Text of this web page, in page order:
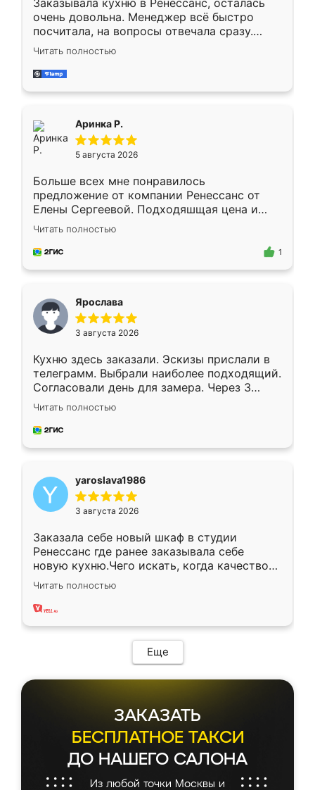
Заказывала кухню в Ренессанс, осталась
очень довольна. Менеджер всё быстро
посчитала, на вопросы отвечала сразу.
Замерщик приехал в субботу, подошёл к
делу со всей ответственностью. Собрали
за день, ребята работали аккуратно, даже
Читать полностью
Аринка Р.
5 августа 2026
Больше всех мне понравилось
предложение от компании Ренессанс от
Елены Сергеевой. Подходяшщая цена и
короткие сроки изготовления. Приехавший
для замера сотрудник Владислав
предложил по моему эскизу самый
Читать полностью
1
Ярослава
3 августа 2026
Кухню здесь заказали. Эскизы прислали в
телеграмм. Выбрали наиболее подходящий.
Согласовали день для замера. Через 3
недели кухня была уже готова. Остались
довольны работой. Спасибо Ренессанс
мебель за качественную работу!
Читать полностью
yaroslava1986
3 августа 2026
Заказала себе новый шкаф в студии
Ренессанс где ранее заказывала себе
новую кухню.Чего искать, когда качеством
вполне довольна. Служит кухня уже почти
два года, нареканий нет.
Читать полностью
Еще
ЗАКАЗАТЬ
БЕСПЛАТНОЕ ТАКСИ
ДО НАШЕГО САЛОНА
Из любой точки Москвы и